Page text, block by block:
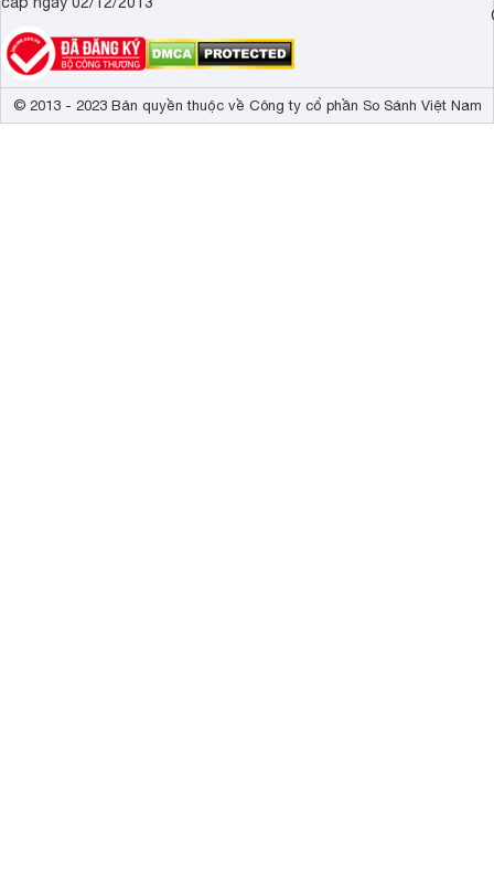
© 2013 - 2023 Bản quyền thuộc về Công ty cổ phần So Sánh Việt Nam